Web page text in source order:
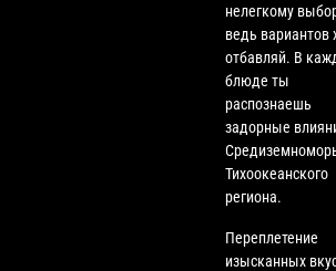
нелегкому
ведь вариантов
отбавляй. В
блюде ты
распознаешь
задорные
Тихоокеанского
региона.
Переплетение
изысканных